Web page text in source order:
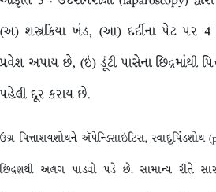
(અ) શસ્ત્રક્રિયા ખંડ, (આ) દર્દીના પેટ પર 4
પ્રવેશ અપાય છે, (ઇ) ડૂંટી પાસેના છિદ્રમાંથી
પહેલી દૂર કરાય છે.
ઉગ્ર પિત્તાશયશોથને ઍપેન્ડિસાઇટિસ, સ્વાદુપિંડશોથ
છિદ્રણથી અલગ પાડવો પડે છે. સામાન્ય રીતે